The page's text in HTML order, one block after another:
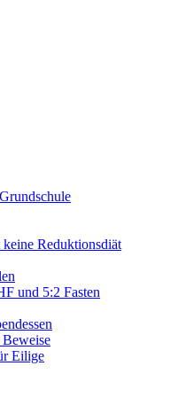
Reduktionsdiät
und 5:2 Fasten
Eilige